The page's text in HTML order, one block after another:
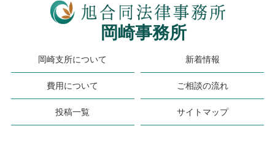
岡崎事務所
岡崎支所について 新着情報
費用について ご相談の流れ
投稿一覧 サイトマップ